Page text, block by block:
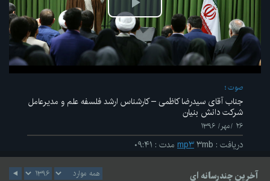
پخش
ویدیو
صوت
جناب آقای سیدرضا کاظمی – کارشناس ارشد فلسفه علم و مدیرعامل
شرکت دانش بنیان
۲۶ /مهر/ ۱۳۹۶
دریافت : mp۳۳mb مدت : ۰۹:۴۱
آخرین چندرسانه ای